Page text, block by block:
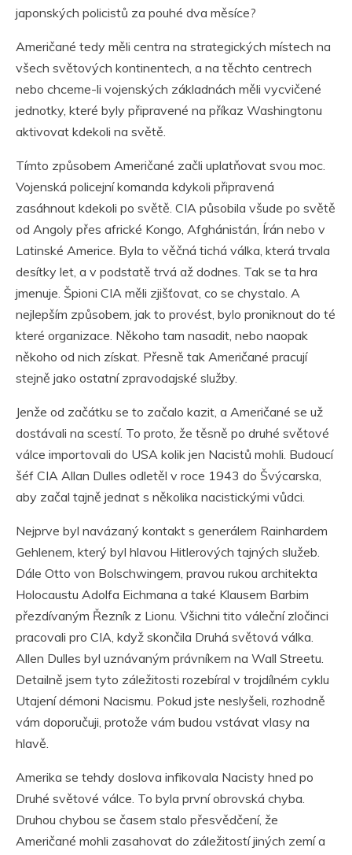
japonských policistů za pouhé dva měsíce?
Američané tedy měli centra na strategických místech na
všech světových kontinentech, a na těchto centrech
nebo chceme-li vojenských základnách měli vycvičené
jednotky, které byly připravené na příkaz Washingtonu
aktivovat kdekoli na světě.
Tímto způsobem Američané začli uplatňovat svou moc.
Vojenská policejní komanda kdykoli připravená
zasáhnout kdekoli po světě. CIA působila všude po světě
od Angoly přes africké Kongo, Afghánistán, Írán nebo v
Latinské Americe. Byla to věčná tichá válka, která trvala
desítky let, a v podstatě trvá až dodnes. Tak se ta hra
jmenuje. Špioni CIA měli zjišťovat, co se chystalo. A
nejlepším způsobem, jak to provést, bylo proniknout do té
které organizace. Někoho tam nasadit, nebo naopak
někoho od nich získat. Přesně tak Američané pracují
stejně jako ostatní zpravodajské služby.
Jenže od začátku se to začalo kazit, a Američané se už
dostávali na scestí. To proto, že těsně po druhé světové
válce importovali do USA kolik jen Nacistů mohli. Budoucí
šéf CIA Allan Dulles odletěl v roce 1943 do Švýcarska,
aby začal tajně jednat s několika nacistickými vůdci.
Nejprve byl navázaný kontakt s generálem Rainhardem
Gehlenem, který byl hlavou Hitlerových tajných služeb.
Dále Otto von Bolschwingem, pravou rukou architekta
Holocaustu Adolfa Eichmana a také Klausem Barbim
přezdívaným Řezník z Lionu. Všichni tito váleční zločinci
pracovali pro CIA, když skončila Druhá světová válka.
Allen Dulles byl uznávaným právníkem na Wall Streetu.
Detailně jsem tyto záležitosti rozebíral v trojdílném cyklu
Utajení démoni Nacismu. Pokud jste neslyšeli, rozhodně
vám doporučuji, protože vám budou vstávat vlasy na
hlavě.
Amerika se tehdy doslova infikovala Nacisty hned po
Druhé světové válce. To byla první obrovská chyba.
Druhou chybou se časem stalo přesvědčení, že
Američané mohli zasahovat do záležitostí jiných zemí a